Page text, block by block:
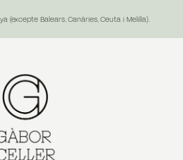
(excepte Balears, Canàries, Ceuta i Melilla).